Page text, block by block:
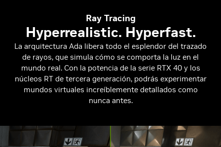
Ray Tracing
Hyperrealistic. Hyperfast.
La arquitectura Ada libera todo el esplendor del trazado
de rayos, que simula cómo se comporta la luz en el
mundo real. Con la potencia de la serie RTX 40 y los
núcleos RT de tercera generación, podrás experimentar
mundos virtuales increíblemente detallados como
nunca antes.